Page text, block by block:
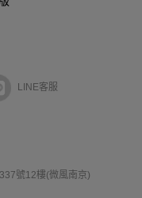
LINE客服
號12樓(微風南京)